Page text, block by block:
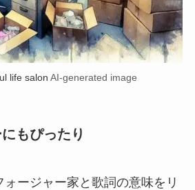
life salon AI-generated image
もぴったり
ージャー家と歌詞の意味をリ